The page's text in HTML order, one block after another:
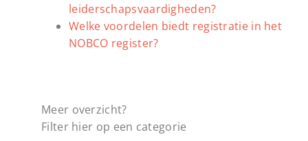
leiderschapsvaardigheden?
Welke voordelen biedt registratie in het
NOBCO register?
Meer overzicht?
Filter hier op een categorie